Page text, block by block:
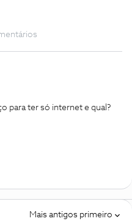
para ter só internet e qual?
Mais antigos primeiro